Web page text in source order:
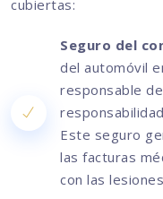
cubiertas:
Seguro del
del automóvil
responsable
Este seguro
las facturas
con las